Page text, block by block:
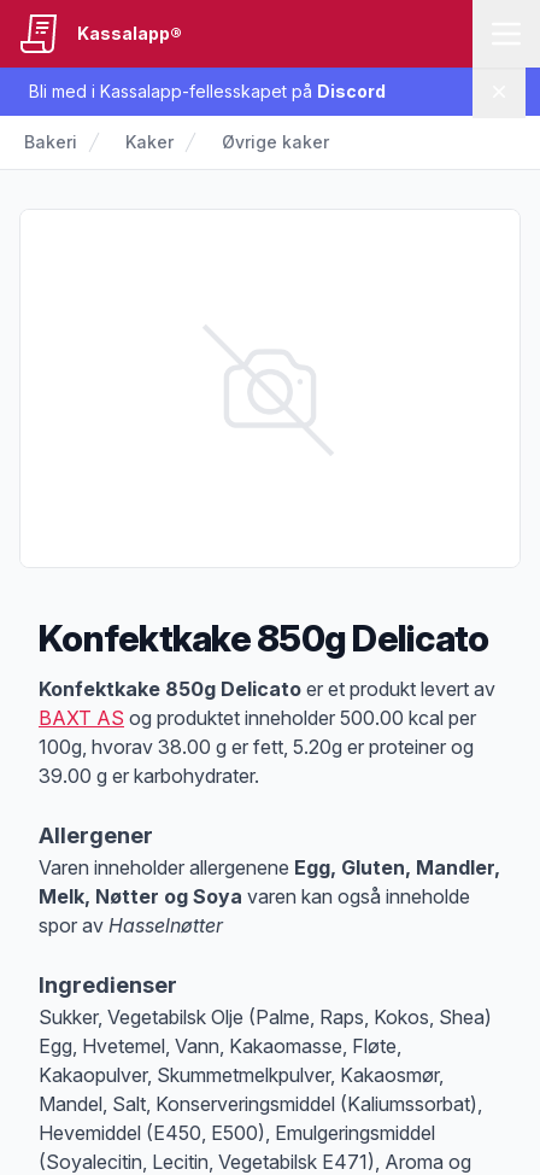
Bli med i Kassalapp-fellesskapet på Discord
Kassalapp®
Bakeri Kaker Øvrige kaker
Konfektkake 850g Delicato
Produktbeskrivelse
Konfektkake 850g Delicato er et produkt levert av
BAXT AS og produktet inneholder 500.00 kcal per
100g, hvorav 38.00 g er fett, 5.20g er proteiner og
39.00 g er karbohydrater.
Allergener
Varen inneholder allergenene Egg, Gluten, Mandler,
Melk, Nøtter og Soya varen kan også inneholde
spor av Hasselnøtter
Ingredienser
Sukker, Vegetabilsk Olje (Palme, Raps, Kokos, Shea)
Egg, Hvetemel, Vann, Kakaomasse, Fløte,
Kakaopulver, Skummetmelkpulver, Kakaosmør,
Mandel, Salt, Konserveringsmiddel (Kaliumssorbat),
Hevemiddel (E450, E500), Emulgeringsmiddel
(Soyalecitin, Lecitin, Vegetabilsk E471), Aroma og